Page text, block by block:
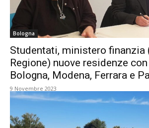
Bologna
Studentati, ministero finanzia
Regione) nuove residenze
Bologna, Modena, Ferrara e
9 Novembre 2023